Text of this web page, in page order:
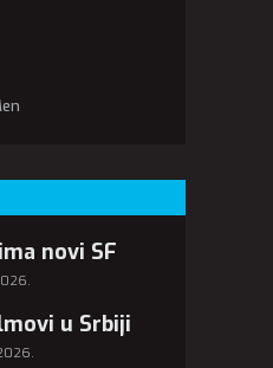
novi SF
u Srbiji